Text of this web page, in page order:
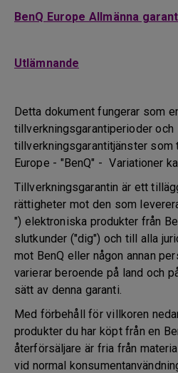
BenQ Europe Allmänna
Utlämnande
Detta dokument fungerar som
tillverkningsgarantiperioder och
tillverkningsgarantitjänster som
Europe - "BenQ" - Variationer
Tillverkningsgarantin är ett
rättigheter mot den som
") elektroniska produkter från
slutkunder ("dig") och till alla
mot BenQ eller någon annan
varierar beroende på land och
sätt av denna garanti.
Med förbehåll för villkoren
produkter du har köpt från en
återförsäljare är fria från
vid normal